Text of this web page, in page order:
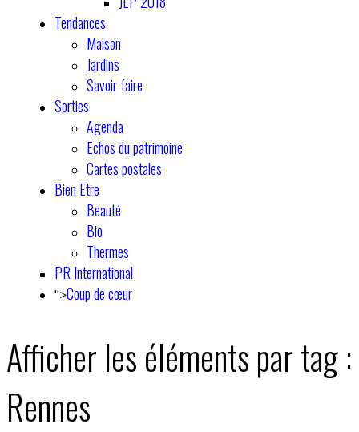
Tendances
Maison
Jardins
Savoir faire
Sorties
Agenda
Echos du patrimoine
Cartes postales
Bien Etre
Beauté
Bio
Thermes
PR International
">Coup de cœur
Afficher les éléments par tag :
Rennes